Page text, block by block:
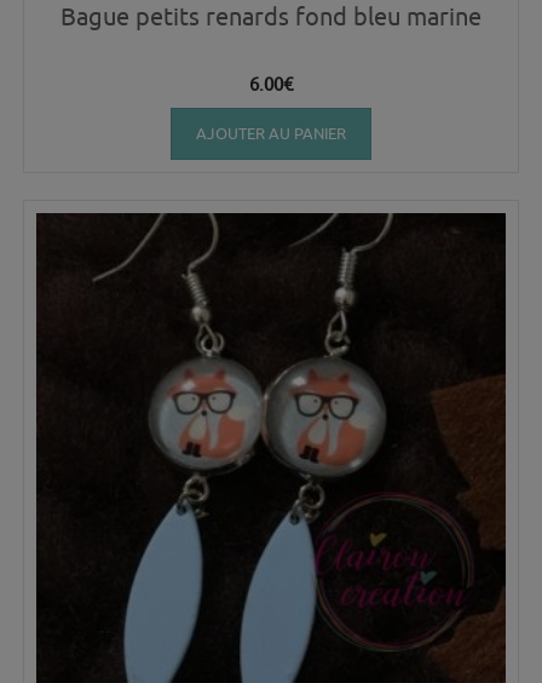
Bague petits renards fond bleu marine
6.00€
AJOUTER AU PANIER